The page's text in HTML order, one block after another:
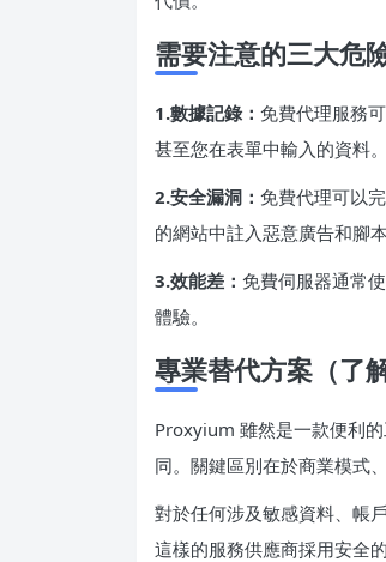
需要注意的三大危
1.數據記錄： 免費代理服務
甚至您在表單中輸入的資料
2.安全漏洞： 免費代理可以
的網站中註入惡意廣告和腳本
3.效能差： 免費伺服器通常
體驗。
專業替代方案（了
Proxyium 雖然是一款便利
同。關鍵區別在於商業模式
對於任何涉及敏感資料、帳
這樣的服務供應商採用安全